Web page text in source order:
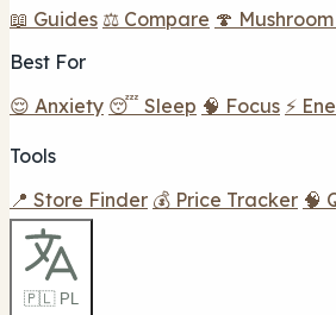
📖 Guides ⚖️ Compare 🍄
Best For
😌 Anxiety 😴 Sleep 🧠 Focus ⚡
Tools
📍 Store Finder 💰 Price Tracker 🧠
🇵🇱 PL